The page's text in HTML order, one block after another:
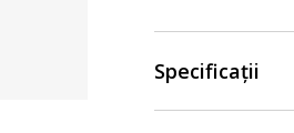
Specificații